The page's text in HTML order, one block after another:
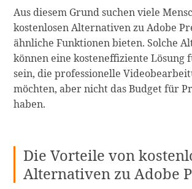
Aus diesem Grund suchen viele
kostenlosen Alternativen zu Adobe
ähnliche Funktionen bieten. Solche
können eine kosteneffiziente Lösung
sein, die professionelle
möchten, aber nicht das Budget für
haben.
Die Vorteile von
Alternativen zu Adobe